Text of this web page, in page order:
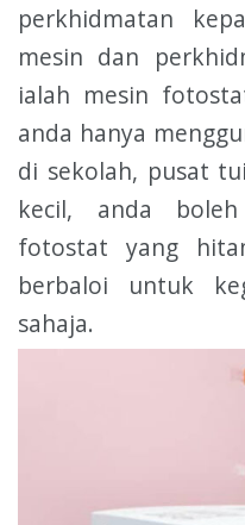
perkhidmatan
mesin dan
ialah mesin
anda hanya
di sekolah, pusat
kecil, anda
fotostat yang
berbaloi untuk
sahaja.